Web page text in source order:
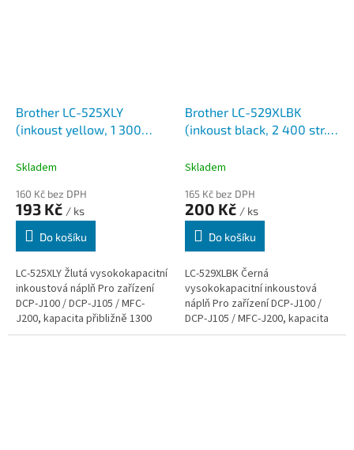
Brother LC-525XLY
(inkoust yellow, 1 300
Skladem
160 Kč bez DPH
193 Kč / ks
Do košíku
LC-525XLY Žlutá vysokokapacitní
inkoustová náplň Pro zařízení
DCP-J100 / DCP-J105 / MFC-
J200, kapacita přibližně 1300
stran A4. Brother inkoustové
Brother LC-529XLBK
(inkoust black, 2 400 str.@
Skladem
165 Kč bez DPH
200 Kč / ks
Do košíku
LC-529XLBK Černá
vysokokapacitní inkoustová
náplň Pro zařízení DCP-J100 /
DCP-J105 / MFC-J200, kapacita
přibližně 2400 stran A4. Brother